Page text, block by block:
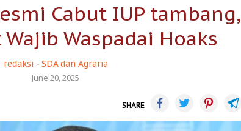
Cabut IUP tambang,
Waspadai Hoaks
redaksi - SDA dan Agraria
June 20, 2025
SHARE